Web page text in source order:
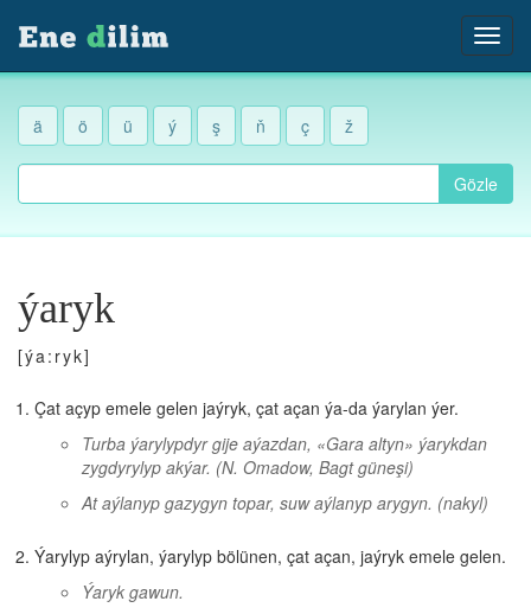
ä ö ü ý ş ň ç ž
Gözle
ýaryk
[ýa:ryk]
Çat açyp emele gelen jaýryk, çat açan ýa-da ýarylan ýer.
Turba ýarylypdyr gije aýazdan, «Gara altyn» ýarykdan
zygdyrylyp akýar. (N. Omadow, Bagt güneşi)
At aýlanyp gazygyn topar, suw aýlanyp arygyn. (nakyl)
Ýarylyp aýrylan, ýarylyp bölünen, çat açan, jaýryk emele gelen.
Ýaryk gawun.